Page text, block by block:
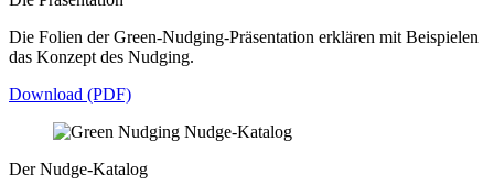
Die Folien der Green-Nudging-Präsentation erklären mit Beispielen
das Konzept des Nudging.
Download (PDF)
Der Nudge-Katalog